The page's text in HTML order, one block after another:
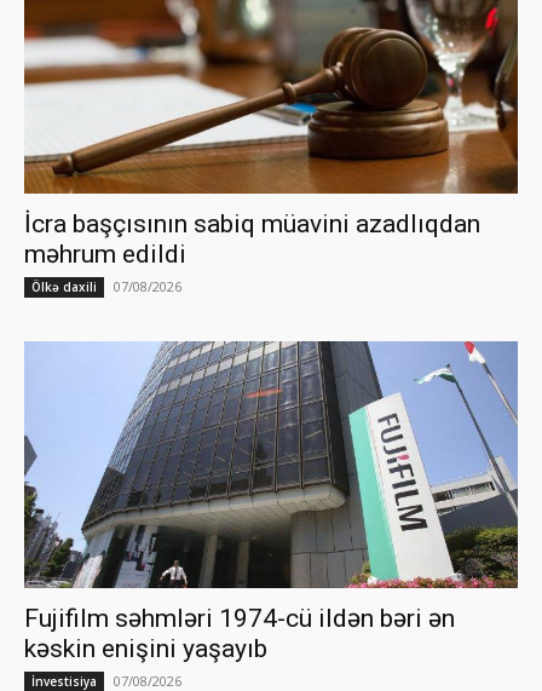
İcra başçısının sabiq müavini azadlıqdan
məhrum edildi
Ölkə daxili 07/08/2026
Fujifilm səhmləri 1974-cü ildən bəri ən
kəskin enişini yaşayıb
İnvestisiya 07/08/2026